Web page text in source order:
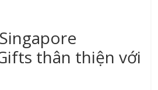
thân thiện với